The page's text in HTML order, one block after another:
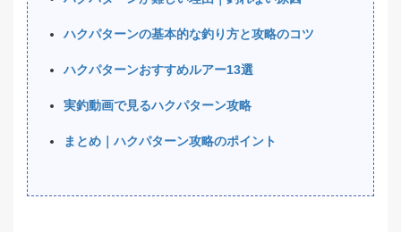
ハクパターンの基本的な釣り方と攻略のコツ
ハクパターンおすすめルアー13選
実釣動画で見るハクパターン攻略
まとめ｜ハクパターン攻略のポイント